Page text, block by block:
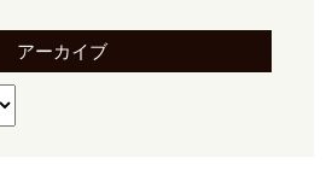
アーカイブ